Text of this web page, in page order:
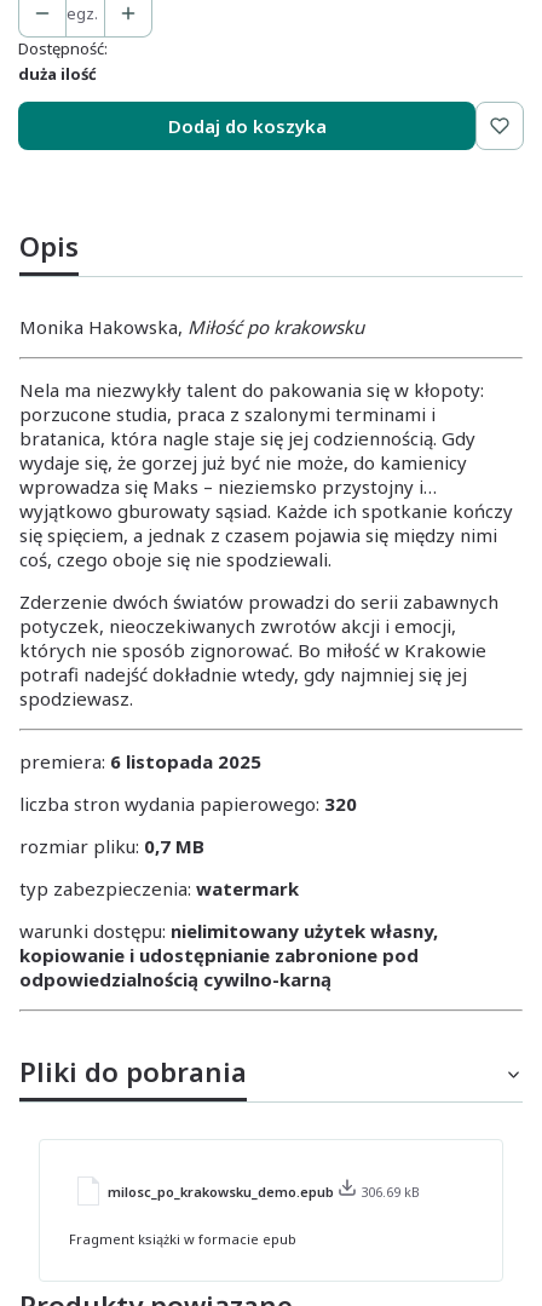
egz.
Dostępność:
duża ilość
Dodaj do koszyka
Opis
Monika Hakowska, Miłość po krakowsku
Nela ma niezwykły talent do pakowania się w kłopoty:
porzucone studia, praca z szalonymi terminami i
bratanica, która nagle staje się jej codziennością. Gdy
wydaje się, że gorzej już być nie może, do kamienicy
wprowadza się Maks – nieziemsko przystojny i…
wyjątkowo gburowaty sąsiad. Każde ich spotkanie kończy
się spięciem, a jednak z czasem pojawia się między nimi
coś, czego oboje się nie spodziewali.
Zderzenie dwóch światów prowadzi do serii zabawnych
potyczek, nieoczekiwanych zwrotów akcji i emocji,
których nie sposób zignorować. Bo miłość w Krakowie
potrafi nadejść dokładnie wtedy, gdy najmniej się jej
spodziewasz.
premiera: 6 listopada 2025
liczba stron wydania papierowego: 320
rozmiar pliku: 0,7 MB
typ zabezpieczenia: watermark
warunki dostępu: nielimitowany użytek własny,
kopiowanie i udostępnianie zabronione pod
odpowiedzialnością cywilno-karną
Pliki do pobrania
milosc_po_krakowsku_demo.epub 306.69 kB
Fragment książki w formacie epub